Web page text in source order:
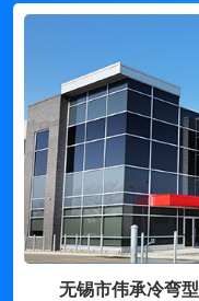
无锡市伟承冷弯